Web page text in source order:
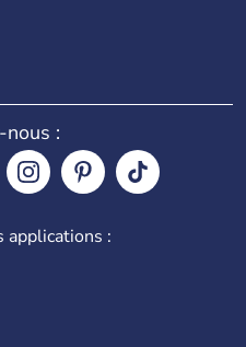
nous :
applications :